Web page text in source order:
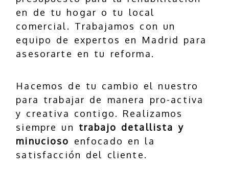
en de tu hogar o tu local
comercial. Trabajamos con un
equipo de expertos en Madrid para
asesorarte en tu reforma.
Hacemos de tu cambio el nuestro
para trabajar de manera pro-activa
y creativa contigo. Realizamos
siempre un trabajo detallista y
minucioso enfocado en la
satisfacción del cliente.